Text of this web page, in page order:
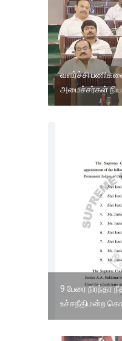
வளர்ச்சி
அமைச்சர்கள்
9 பேரை நிரந்தர
உச்சநீதிமன்ற